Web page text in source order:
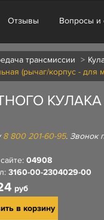
Отзывы Вопросы и
трансмиссии
(рычаг/корпус - для
8 800 201-60-95. Звонок
04908
3160-00-2304029-00
руб
в корзину